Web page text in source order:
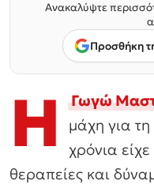
Ανακαλύψτε
Προσθήκη
Η Γωγώ
μάχη για
χρόνια
θεραπείες και